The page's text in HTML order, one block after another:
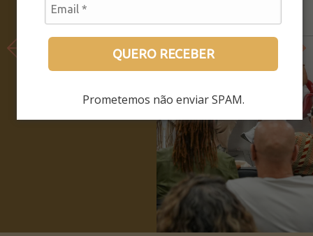
QUERO RECEBER
Prometemos não enviar SPAM.
LEIA MAIS